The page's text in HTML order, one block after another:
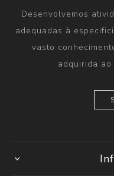
Desenvolvemos
adequadas à
vasto
adquirida